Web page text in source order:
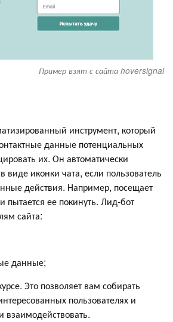
Пример взят с сайта hoversignal
инструмент, который
данные потенциальных
их. Он автоматически
виде иконки чата, если пользователь
действия. Например, посещает
пытается ее покинуть. Лид-бот
сайта:
данные;
Это позволяет вам собирать
пользователях и